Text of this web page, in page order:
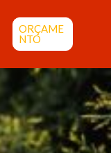
ORÇAME
NTO